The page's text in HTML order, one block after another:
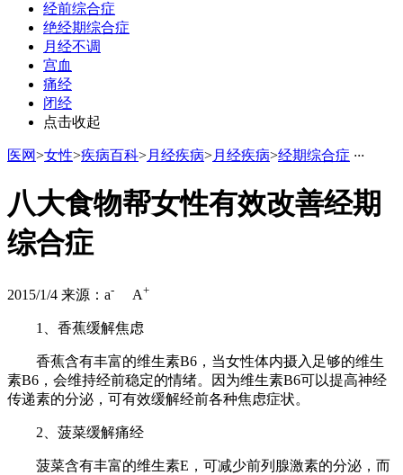
经前综合症
绝经期综合症
月经不调
宫血
痛经
闭经
点击收起
医网>女性>疾病百科>月经疾病>月经疾病>经期综合症 ···
八大食物帮女性有效改善经期
综合症
2015/1/4 来源： a- A+
1、香蕉缓解焦虑
香蕉含有丰富的维生素B6，当女性体内摄入足够的维生
素B6，会维持经前稳定的情绪。因为维生素B6可以提高神经
传递素的分泌，可有效缓解经前各种焦虑症状。
2、菠菜缓解痛经
菠菜含有丰富的维生素E，可减少前列腺激素的分泌，而